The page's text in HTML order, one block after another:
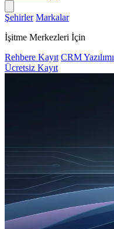
Şehirler Markalar
İşitme Merkezleri İçin
Rehbere Kayıt CRM Yazılımı
Ücretsiz Kayıt